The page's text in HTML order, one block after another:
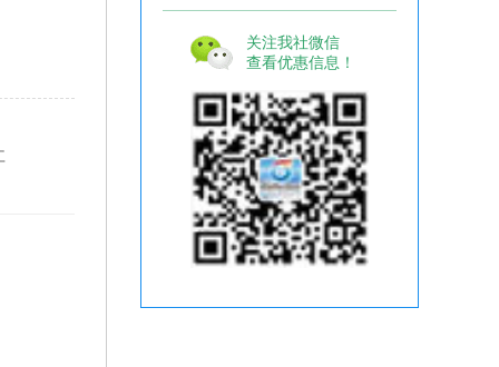
关注我社微信
查看优惠信息！